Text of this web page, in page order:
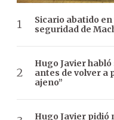
Sicario abatido
seguridad de
Hugo Javier
antes de volver a
ajeno”
Hugo Javier pidió